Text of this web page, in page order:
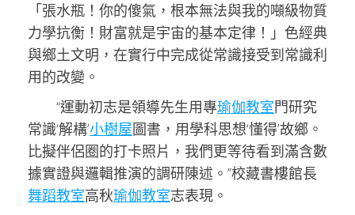
「張水瓶！你的傻氣，根本無法與我的噸級物質
力學抗衡！財富就是宇宙的基本定律！」色經典
與鄉土文明，在實行中完成從常識接受到常識利
用的改變。
“運動初志是領導先生用專瑜伽教室門研究
常識‘解構’小樹屋圖書，用學科思想‘懂得’故鄉。
比擬伴侶圈的打卡照片，我們更等待看到滿含數
據實證與邏輯推演的調研陳述。”校藏書樓館長
舞蹈教室高秋瑜伽教室志表現。